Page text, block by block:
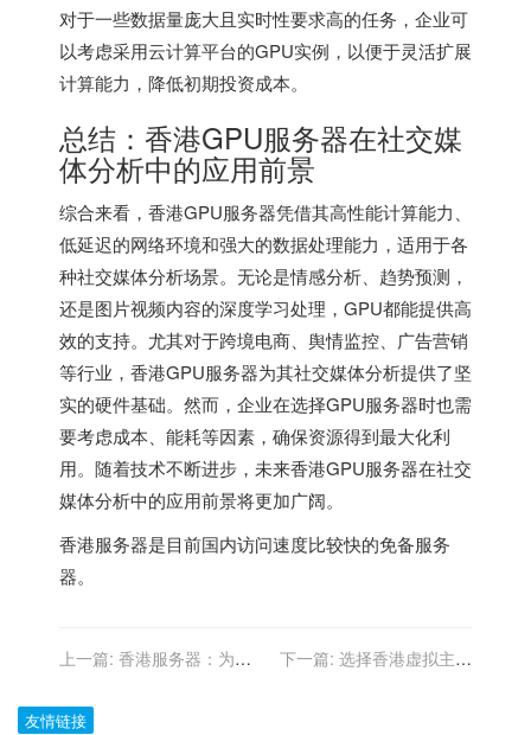
对于一些数据量庞大且实时性要求高的任务，企业可
以考虑采用云计算平台的GPU实例，以便于灵活扩展
计算能力，降低初期投资成本。
总结：香港GPU服务器在社交媒
体分析中的应用前景
综合来看， 香港GPU服务器凭借其高性能计算能力、
低延迟的网络环境和强大的数据处理能力，适用于各
种社交媒体分析场景。无论是情感分析、趋势预测，
还是图片视频内容的深度学习处理，GPU都能提供高
效的支持。尤其对于跨境电商、舆情监控、广告营销
等行业，香港GPU服务器为其社交媒体分析提供了坚
实的硬件基础。然而，企业在选择GPU服务器时也需
要考虑成本、能耗等因素，确保资源得到最大化利
用。随着技术不断进步，未来香港GPU服务器在社交
媒体分析中的应用前景将更加广阔。
香港服务器是目前国内访问速度比较快的免备服务
器。
上一篇: 香港服务器：为您
下一篇: 选择香港虚拟主机
友情链接